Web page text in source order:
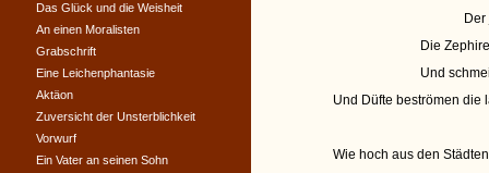
Die
Und
Und Düfte beströmen die
Wie hoch aus den
Das Glück und die Weisheit
An einen Moralisten
Grabschrift
Eine Leichenphantasie
Aktäon
Zuversicht der Unsterblichkeit
Vorwurf
Ein Vater an seinen Sohn